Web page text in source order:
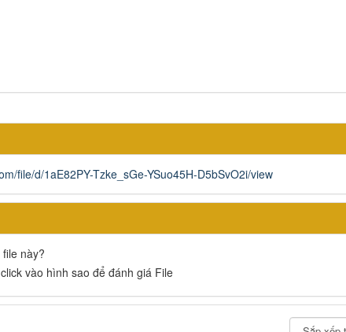
file/d/1aE82PY-Tzke_sGe-YSuo45H-D5bSvO2i/view
này?
vào hình sao để đánh giá File